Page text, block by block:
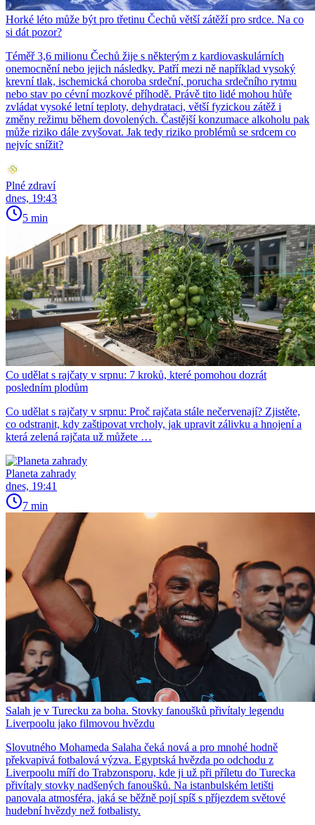
Horké léto může být pro třetinu Čechů větší zátěží pro srdce. Na co
si dát pozor?
Téměř 3,6 milionu Čechů žije s některým z kardiovaskulárních
onemocnění nebo jejich následky. Patří mezi ně například vysoký
krevní tlak, ischemická choroba srdeční, porucha srdečního rytmu
nebo stav po cévní mozkové příhodě. Právě tito lidé mohou hůře
zvládat vysoké letní teploty, dehydrataci, větší fyzickou zátěž i
změny režimu během dovolených. Častější konzumace alkoholu pak
může riziko dále zvyšovat. Jak tedy riziko problémů se srdcem co
nejvíc snížit?
Plné zdraví
dnes, 19:43
5 min
Co udělat s rajčaty v srpnu: 7 kroků, které pomohou dozrát
posledním plodům
Co udělat s rajčaty v srpnu: Proč rajčata stále nečervenají? Zjistěte,
co odstranit, kdy zaštipovat vrcholy, jak upravit zálivku a hnojení a
která zelená rajčata už můžete …
Planeta zahrady
dnes, 19:41
7 min
Salah je v Turecku za boha. Stovky fanoušků přivítaly legendu
Liverpoolu jako filmovou hvězdu
Slovutného Mohameda Salaha čeká nová a pro mnohé hodně
překvapivá fotbalová výzva. Egyptská hvězda po odchodu z
Liverpoolu míří do Trabzonsporu, kde ji už při příletu do Turecka
přivítaly stovky nadšených fanoušků. Na istanbulském letišti
panovala atmosféra, jaká se běžně pojí spíš s příjezdem světové
hudební hvězdy než fotbalisty.